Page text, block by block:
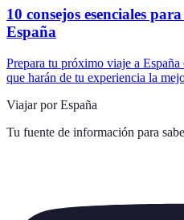
10 consejos esenciales
España
Prepara tu próximo viaje a España
que harán de tu experiencia la
Viajar por España
Tu fuente de información para